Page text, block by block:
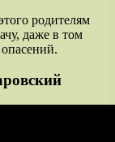
родителям
даже в том